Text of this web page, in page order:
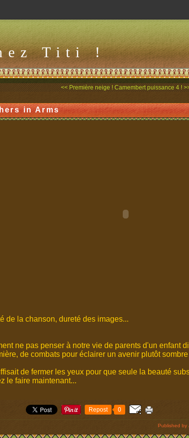
Titi !
<< Première neige ! Camembert puissance 4 !
in Arms
de la chanson, dureté des images...
ne pas penser à notre vie de parents d'un enfant
de combats pour éclairer un avenir plutôt
de fermer les yeux pour que seule la beauté
le faire maintenant...
Repost 0
Published by